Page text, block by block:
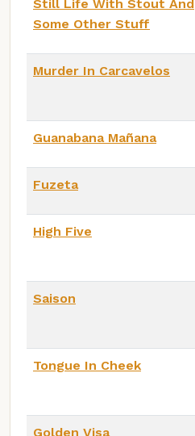
Still Life With Stout And
Some Other Stuff
Murder In Carcavelos
Guanabana Mañana
Fuzeta
High Five
Saison
Tongue In Cheek
Golden Visa